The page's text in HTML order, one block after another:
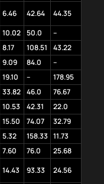
6.46 42.64
44.35
10.02 50.0
–
8.17 108.51
43.22
9.09 84.0
–
19.10 –
178.95
33.82 46.0
76.67
10.53 42.31
22.0
15.50 74.07
32.79
5.32 158.33 11.73
7.60 76.0
25.68
14.43 93.33 24.56